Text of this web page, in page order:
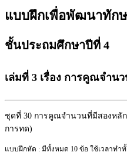
แบบฝึกเพื่อพัฒนาทักษ
ชั้นประถมศึกษาปีที่ 4
เล่มที่ 3 เรื่อง การคูณจำน
ชุดที่ 30 การคูณจำนวนที่มีสองหลั
การทด)
แบบฝึกหัด : มีทั้งหมด 10 ข้อ ใช้เวลาทำ